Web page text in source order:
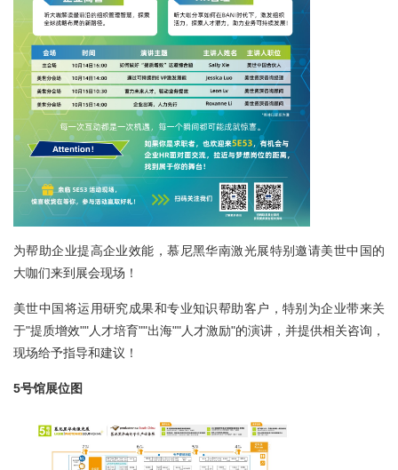
为帮助企业提高企业效能，慕尼黑华南激光展特别邀请美世中国的
大咖们来到展会现场！
美世中国将运用研究成果和专业知识帮助客户，特别为企业带来关
于"提质增效""人才培育""出海""人才激励"的演讲，并提供相关咨询，
现场给予指导和建议！
5号馆展位图